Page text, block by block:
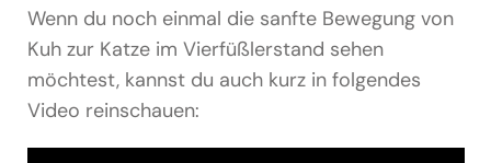
Wenn du noch einmal die sanfte Bewegung von
Kuh zur Katze im Vierfüßlerstand sehen
möchtest, kannst du auch kurz in folgendes
Video reinschauen: